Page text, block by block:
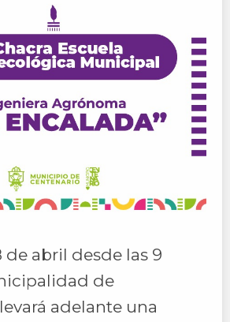
de abril desde las 9
de
adelante una